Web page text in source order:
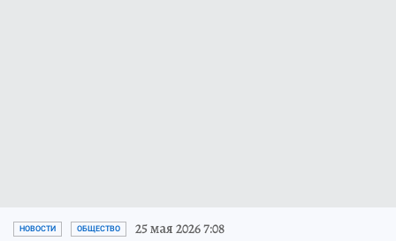
НОВОСТИ ОБЩЕСТВО 25 мая 2026 7:08